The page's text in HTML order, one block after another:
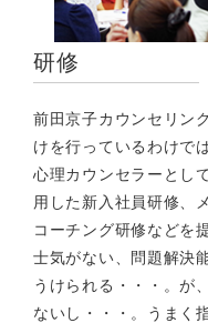
研修
前田京子カウンセリン
けを行っているわけで
心理カウンセラーとし
用した新入社員研修、
コーチング研修などを
士気がない、問題解決
うけられる・・・。が
ないし・・・。うまく